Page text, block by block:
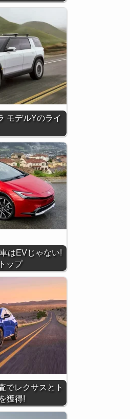
モデルYのライ
はEVじゃない!
ップ
でレクサスとト
獲得!